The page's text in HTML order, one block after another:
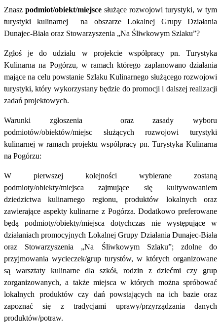
Znasz podmiot/obiekt/miejsce służące rozwojowi turystyki, w tym
turystyki kulinarnej na obszarze Lokalnej Grupy Działania
Dunajec-Biała oraz Stowarzyszenia „Na Śliwkowym Szlaku”?
Zgłoś je do udziału w projekcie współpracy pn. Turystyka
Kulinarna na Pogórzu, w ramach którego zaplanowano działania
mające na celu powstanie Szlaku Kulinarnego służącego rozwojowi
turystyki, który wykorzystany będzie do promocji i dalszej realizacji
zadań projektowych.
Warunki zgłoszenia oraz zasady wyboru
podmiotów/obiektów/miejsc służących rozwojowi turystyki
kulinarnej w ramach projektu współpracy pn. Turystyka Kulinarna
na Pogórzu:
W pierwszej kolejności wybierane zostaną
podmioty/obiekty/miejsca zajmujące się kultywowaniem
dziedzictwa kulinarnego regionu, produktów lokalnych oraz
zawierające aspekty kulinarne z Pogórza. Dodatkowo preferowane
będą podmioty/obiekty/miejsca dotychczas nie występujące w
działaniach promocyjnych Lokalnej Grupy Działania Dunajec-Biała
oraz Stowarzyszenia „Na Śliwkowym Szlaku”; zdolne do
przyjmowania wycieczek/grup turystów, w których organizowane
są warsztaty kulinarne dla szkół, rodzin z dziećmi czy grup
zorganizowanych, a także miejsca w których można spróbować
lokalnych produktów czy dań powstających na ich bazie oraz
zapoznać się z tradycjami uprawy/przyrządzania danych
produktów/potraw.